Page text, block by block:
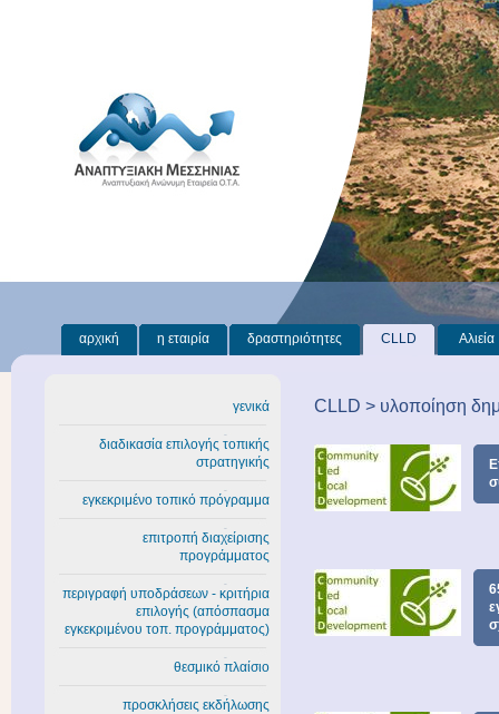
αρχική η εταιρία δραστηριότητες CLLD Αλιεία
γενικά
διαδικασία επιλογής τοπικής
στρατηγικής
εγκεκριμένο τοπικό πρόγραμμα
επιτροπή διαχείρισης
προγράμματος
περιγραφή υποδράσεων - κριτήρια
επιλογής (απόσπασμα
εγκεκριμένου τοπ. προγράμματος)
θεσμικό πλαίσιο
προσκλήσεις εκδήλωσης
CLLD > υλοποίηση